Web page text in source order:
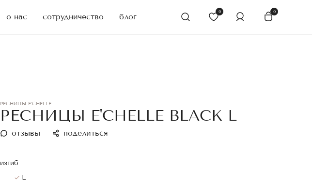
0 0
о нас сотрудничество блог
РЕСНИЦЫ E'CHELLE
РЕСНИЦЫ E'CHELLE BLACK L
отзывы поделиться
изгиб
L